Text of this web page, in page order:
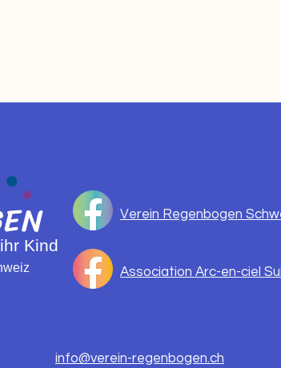
Kind
info@verein-regenbogen.ch
Verein Regenbogen
Association Arc-en-ciel